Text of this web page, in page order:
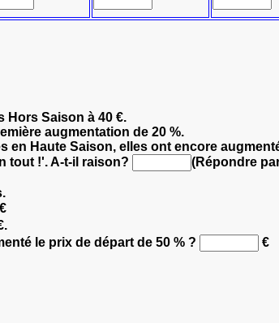
Hors Saison à 40 €.
augmentation de 20 %.
en Haute Saison, elles ont encore
tout !'. A-t-il raison?
(Répondre
€
le prix de départ de 50 % ?
€